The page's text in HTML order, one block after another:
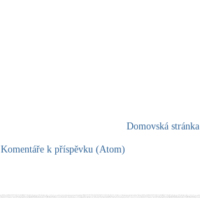
Domovská stránka
Komentáře k příspěvku (Atom)